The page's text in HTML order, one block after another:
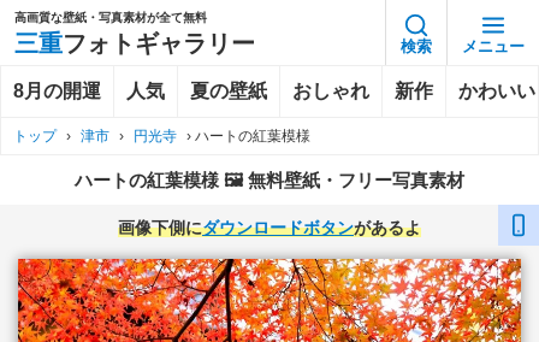
高画質な壁紙・写真素材が全て無料
三重フォトギャラリー 検索 メニュー
8月の開運 人気 夏の壁紙 おしゃれ 新作 かわいい
トップ › 津市 › 円光寺 › ハートの紅葉模様
ハートの紅葉模様 🖼️ 無料壁紙・フリー写真素材
画像下側にダウンロードボタンがあるよ